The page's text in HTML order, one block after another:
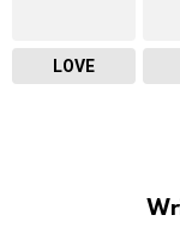
LOVE